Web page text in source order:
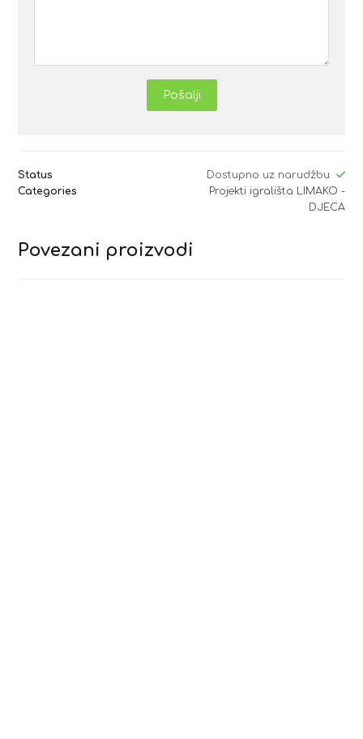
Pošalji
Status
Dostupno uz narudžbu
Categories
Projekti igrališta LIMAKO -
DJECA
Povezani proizvodi